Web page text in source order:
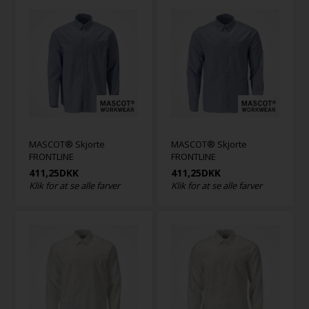
MASCOT® Skjorte
FRONTLINE
411,25DKK
Klik for at se alle farver
MASCOT® Skjorte
FRONTLINE
411,25DKK
Klik for at se alle farver